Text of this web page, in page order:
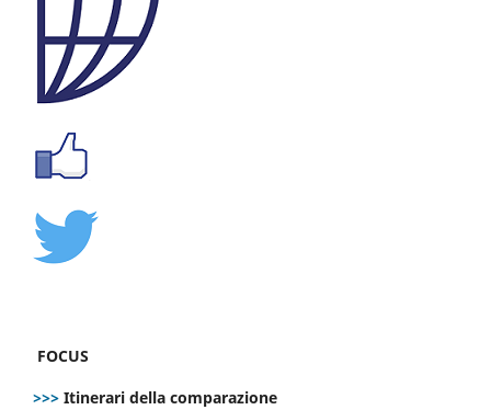
FOCUS
>>> Itinerari della comparazione